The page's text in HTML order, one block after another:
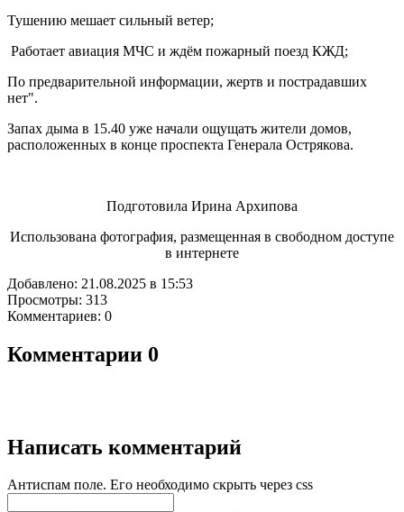
Тушению мешает сильный ветер;
Работает авиация МЧС и ждём пожарный поезд КЖД;
По предварительной информации, жертв и пострадавших
нет".
Запах дыма в 15.40 уже начали ощущать жители домов,
расположенных в конце проспекта Генерала Острякова.
Подготовила Ирина Архипова
Использована фотография, размещенная в свободном доступе
в интернете
Добавлено: 21.08.2025 в 15:53
Просмотры: 313
Комментариев: 0
Комментарии 0
Написать комментарий
Антиспам поле. Его необходимо скрыть через css